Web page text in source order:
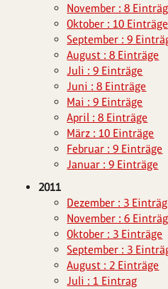
November : 8
Oktober : 10 Einträge
September : 9
August : 8 Einträge
Juli : 9 Einträge
Juni : 8 Einträge
Mai : 9 Einträge
April : 8 Einträge
März : 10 Einträge
Februar : 9 Einträge
Januar : 9 Einträge
2011
Dezember : 3
November : 6
Oktober : 3 Einträge
September : 3
August : 2 Einträge
Juli : 1 Eintrag